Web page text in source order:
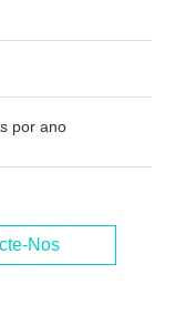
por ano
Nos